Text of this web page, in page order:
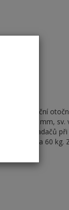
Archivační
810 x 810 mm, sv.
pořadačů
patra 60 kg.